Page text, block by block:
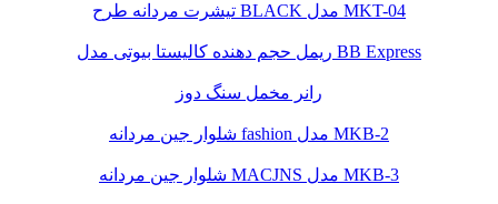
تیشرت مردانه طرح BLACK مدل MKT-04
ریمل حجم دهنده کالیستا بیوتی مدل BB Express
رانر مخمل سنگ دوز
شلوار جین مردانه fashion مدل MKB-2
شلوار جین مردانه MACJNS مدل MKB-3